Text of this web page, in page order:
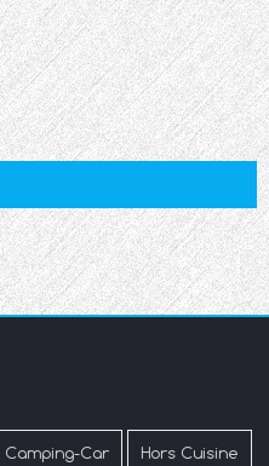
Camping-Car Hors Cuisine